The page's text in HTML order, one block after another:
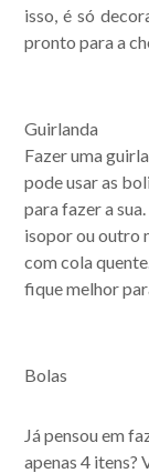
isso, é só
pronto para a
Guirlanda
Fazer uma
pode usar as
para fazer a
isopor ou outro
com cola
fique melhor
Bolas
Já pensou em
apenas 4 itens?